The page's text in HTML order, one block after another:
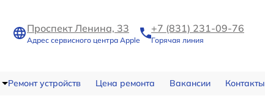
Проспект Ленина, 33
Адрес сервисного центра Apple
+7 (831) 231-09-76
Горячая линия
Ремонт устройств Цена ремонта Вакансии Контакты